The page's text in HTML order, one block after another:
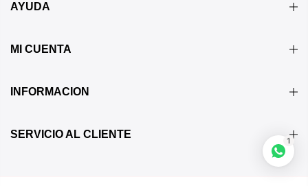
AYUDA
MI CUENTA
INFORMACION
SERVICIO AL CLIENTEalguien.